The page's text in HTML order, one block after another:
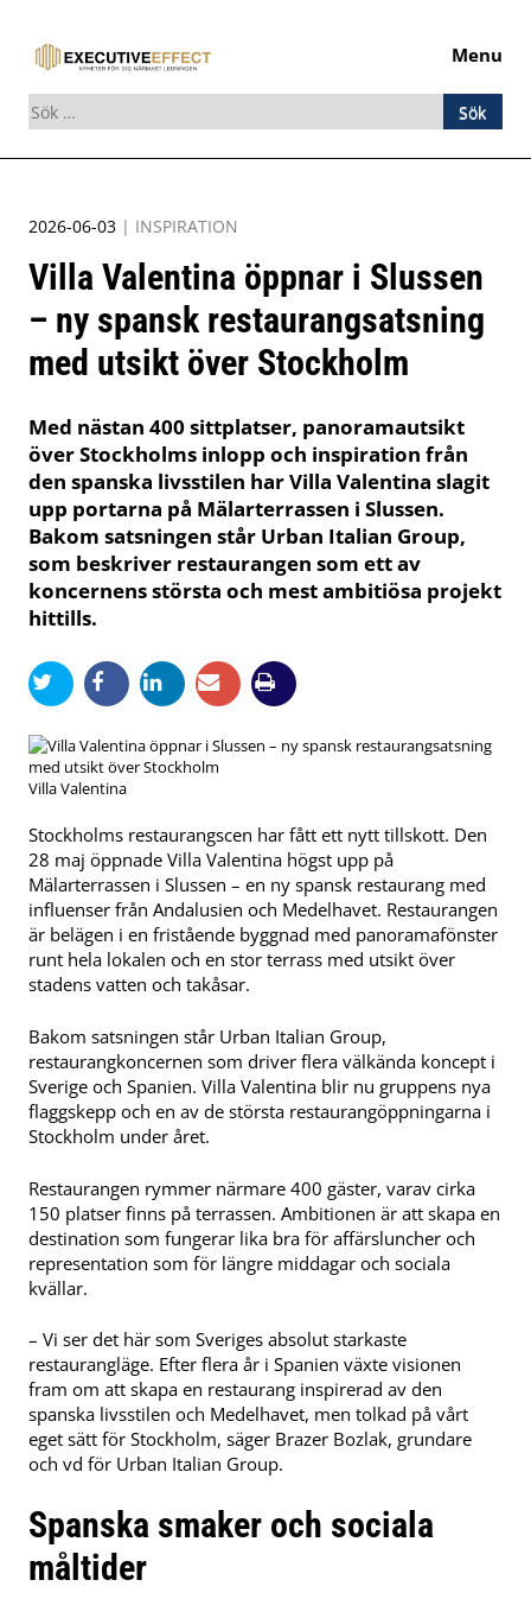
Menu
Sök
efter:
to
2026-06-03 | INSPIRATION
Villa Valentina öppnar i Slussen
– ny spansk restaurangsatsning
med utsikt över Stockholm
Med nästan 400 sittplatser, panoramautsikt
över Stockholms inlopp och inspiration från
den spanska livsstilen har Villa Valentina slagit
upp portarna på Mälarterrassen i Slussen.
Bakom satsningen står Urban Italian Group,
som beskriver restaurangen som ett av
koncernens största och mest ambitiösa projekt
hittills.
Villa Valentina
Stockholms restaurangscen har fått ett nytt tillskott. Den
28 maj öppnade Villa Valentina högst upp på
Mälarterrassen i Slussen – en ny spansk restaurang med
influenser från Andalusien och Medelhavet. Restaurangen
är belägen i en fristående byggnad med panoramafönster
runt hela lokalen och en stor terrass med utsikt över
stadens vatten och takåsar.
Bakom satsningen står Urban Italian Group,
restaurangkoncernen som driver flera välkända koncept i
Sverige och Spanien. Villa Valentina blir nu gruppens nya
flaggskepp och en av de största restaurangöppningarna i
Stockholm under året.
Restaurangen rymmer närmare 400 gäster, varav cirka
150 platser finns på terrassen. Ambitionen är att skapa en
destination som fungerar lika bra för affärsluncher och
representation som för längre middagar och sociala
kvällar.
– Vi ser det här som Sveriges absolut starkaste
restaurangläge. Efter flera år i Spanien växte visionen
fram om att skapa en restaurang inspirerad av den
spanska livsstilen och Medelhavet, men tolkad på vårt
eget sätt för Stockholm, säger Brazer Bozlak, grundare
och vd för Urban Italian Group.
Spanska smaker och sociala
måltider